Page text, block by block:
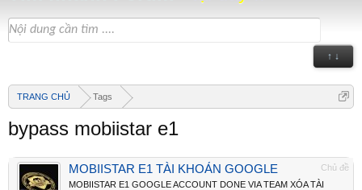
↑ ↓
TRANG CHỦ Tags
bypass mobiistar e1
Chủ đề
MOBIISTAR E1 TÀI KHOẢN GOOGLE
MOBIISTAR E1 GOOGLE ACCOUNT DONE VIA TEAM XÓA TÀI